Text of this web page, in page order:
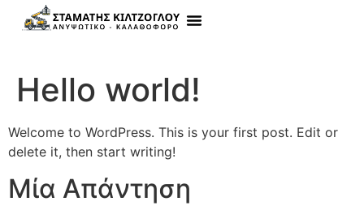
Hello world!
Welcome to WordPress. This is your first post. Edit or
delete it, then start writing!
Μία Απάντηση